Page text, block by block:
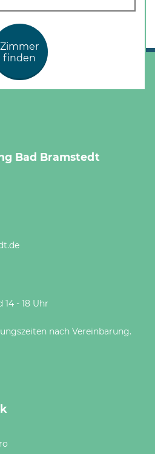
Zimmer
finden
Bad Bramstedt
- 18 Uhr
nach Vereinbarung.